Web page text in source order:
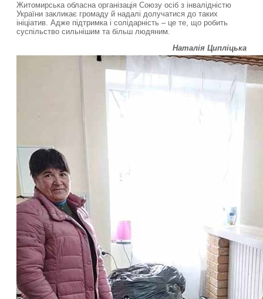
Житомирська обласна організація Союзу осіб з інвалідністю
України закликає громаду й надалі долучатися до таких
ініціатив. Адже підтримка і солідарність – це те, що робить
суспільство сильнішим та більш людяним.
Наталія Ципліцька